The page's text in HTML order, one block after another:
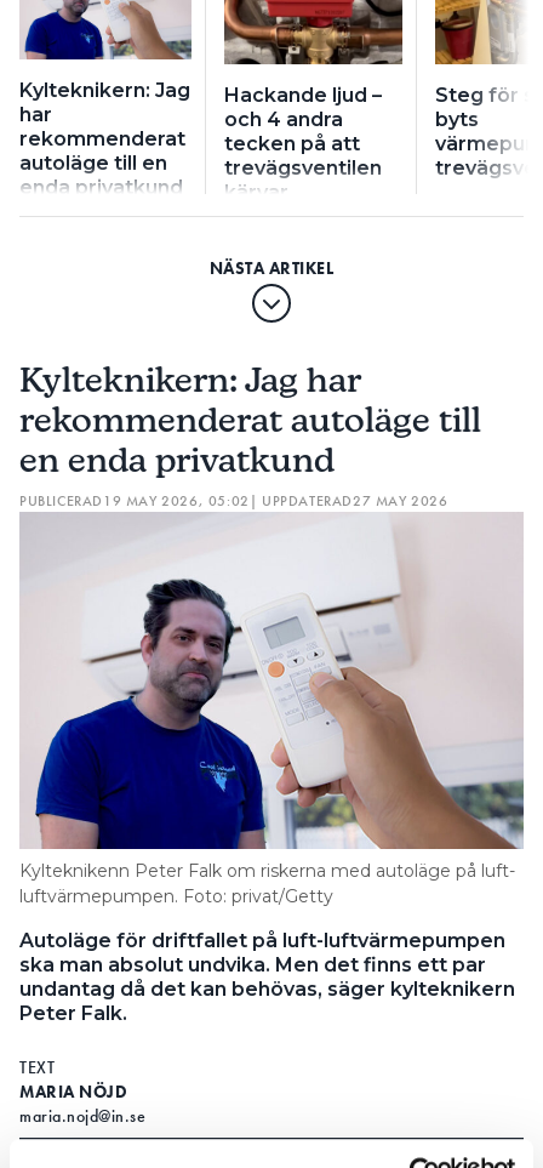
Kylteknikern: Jag
har
rekommenderat
autoläge till en
enda privatkund
Hackande ljud –
och 4 andra
tecken på att
trevägsventilen
kärvar
Steg för
byts
Kylteknikern: Jag har
rekommenderat autoläge till
en enda privatkund
PUBLICERAD 19 MAY 2026, 05:02 | UPPDATERAD27 MAY 2026
Kylteknikenn Peter Falk om riskerna med autoläge på luft-
luftvärmepumpen. Foto: privat/Getty
Autoläge för driftfallet på luft-luftvärmepumpen
ska man absolut undvika. Men det finns ett par
undantag då det kan behövas, säger kylteknikern
Peter Falk.
TEXT
MARIA NÖJD
maria.nojd@in.se